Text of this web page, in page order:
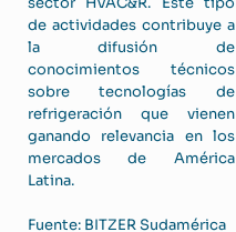
de actividades contribuye a
la difusión de
conocimientos técnicos
sobre tecnologías de
refrigeración que vienen
ganando relevancia en los
mercados de América
Latina.
Fuente: BITZER Sudamérica